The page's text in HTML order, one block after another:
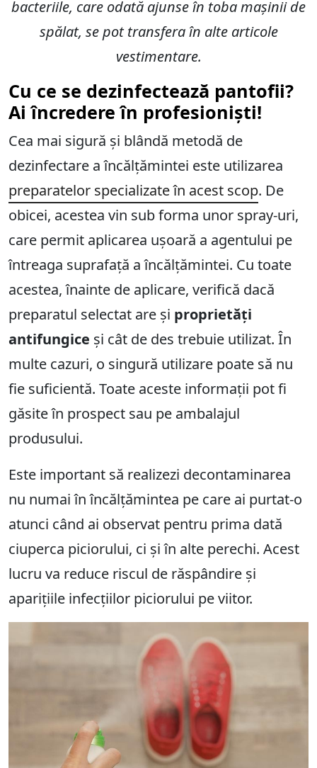
bacteriile, care odată ajunse în toba mașinii de
spălat, se pot transfera în alte articole
vestimentare.
Cu ce se dezinfectează pantofii?
Ai încredere în profesioniști!
Cea mai sigură și blândă metodă de
dezinfectare a încălțămintei este utilizarea
preparatelor specializate în acest scop. De
obicei, acestea vin sub forma unor spray-uri,
care permit aplicarea ușoară a agentului pe
întreaga suprafață a încălțămintei. Cu toate
acestea, înainte de aplicare, verifică dacă
preparatul selectat are și proprietăți
antifungice și cât de des trebuie utilizat. În
multe cazuri, o singură utilizare poate să nu
fie suficientă. Toate aceste informații pot fi
găsite în prospect sau pe ambalajul
produsului.
Este important să realizezi decontaminarea
nu numai în încălțămintea pe care ai purtat-o
atunci când ai observat pentru prima dată
ciuperca piciorului, ci și în alte perechi. Acest
lucru va reduce riscul de răspândire și
aparițiile infecțiilor piciorului pe viitor.